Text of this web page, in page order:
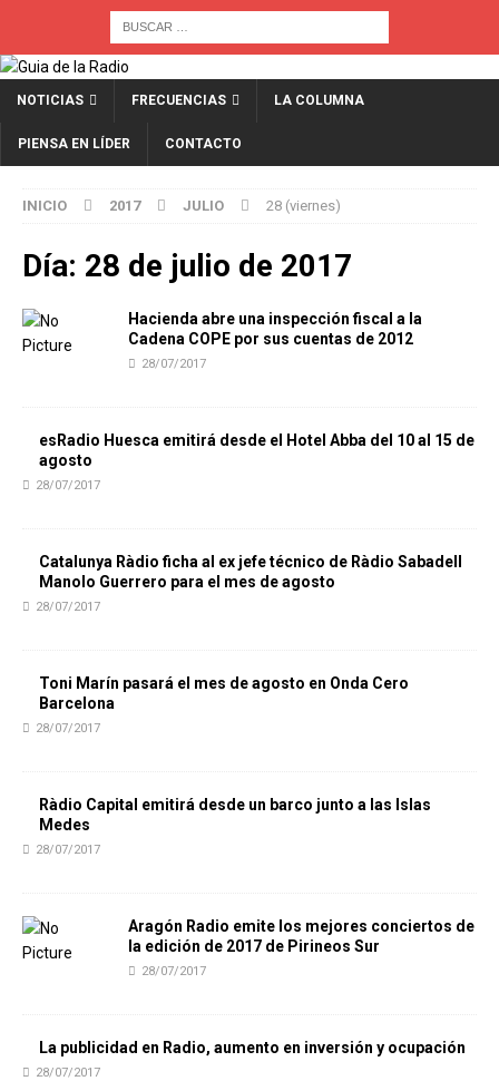
NOTICIAS FRECUENCIAS LA COLUMNA
PIENSA EN LÍDER CONTACTO
INICIO 2017 JULIO 28 (viernes)
Día: 28 de julio de 2017
Hacienda abre una inspección fiscal a la
Cadena COPE por sus cuentas de 2012
28/07/2017
esRadio Huesca emitirá desde el Hotel Abba del 10 al 15 de
agosto
28/07/2017
Catalunya Ràdio ficha al ex jefe técnico de Ràdio Sabadell
Manolo Guerrero para el mes de agosto
28/07/2017
Toni Marín pasará el mes de agosto en Onda Cero
Barcelona
28/07/2017
Ràdio Capital emitirá desde un barco junto a las Islas
Medes
28/07/2017
Aragón Radio emite los mejores conciertos de
la edición de 2017 de Pirineos Sur
28/07/2017
La publicidad en Radio, aumento en inversión y ocupación
28/07/2017